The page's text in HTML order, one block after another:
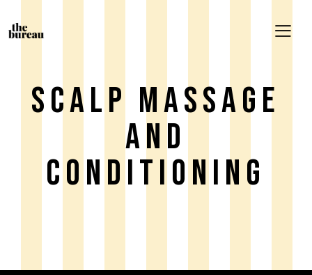
Scalp Massage
And
Conditioning